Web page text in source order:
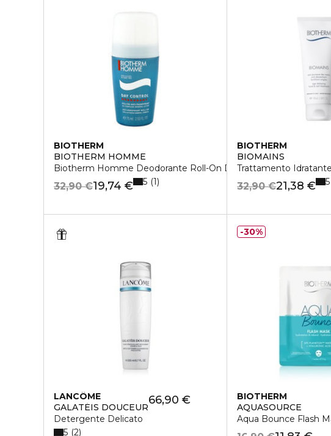
BIOTHERM
BIOTHERM HOMME
Biotherm Homme Deodorante Roll-On Day Control
19,74 €
32,90 € 5 1
BIOTHERM
BIOMAINS
Trattamento
21,38 €
32,90 € 5
LANCÔME
GALATÉIS DOUCEUR
Detergente Delicato
66,90 €
5 2
BIOTHERM
AQUASOURCE
Aqua Bounce Flash
30%